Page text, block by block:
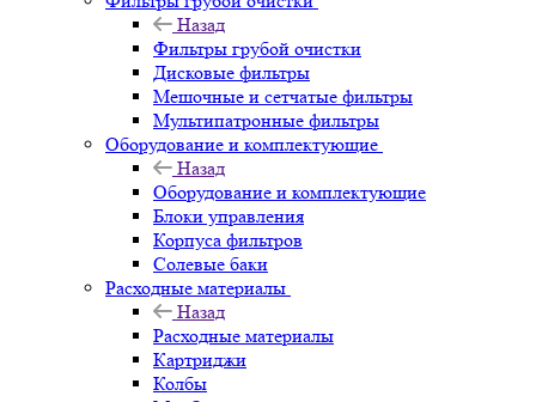
Назад
Фильтры грубой очистки
Дисковые фильтры
Мешочные и сетчатые фильтры
Мультипатронные фильтры
Оборудование и комплектующие
Назад
Оборудование и комплектующие
Блоки управления
Корпуса фильтров
Солевые баки
Расходные материалы
Назад
Расходные материалы
Картриджи
Колбы